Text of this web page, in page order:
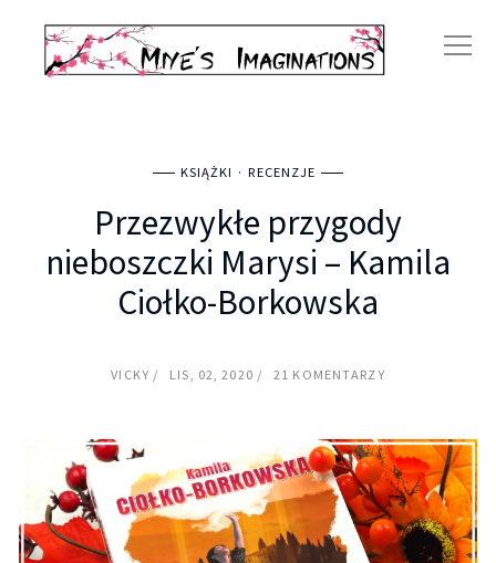
KSIĄŻKI RECENZJE
Przezwykłe przygody
nieboszczki Marysi – Kamila
Ciołko-Borkowska
VICKY LIS, 02, 2020 21 KOMENTARZY